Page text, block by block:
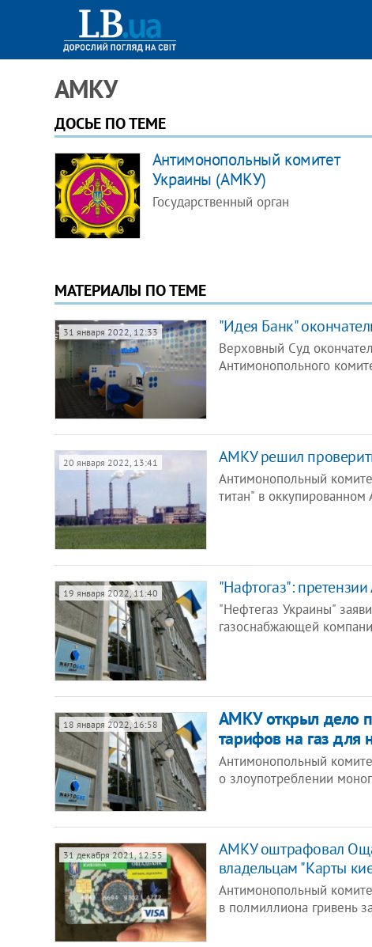
АМКУ
ДОСЬЕ ПО ТЕМЕ
Антимонопольный комитет
Украины (АМКУ)
Государственный орган
МАТЕРИАЛЫ ПО ТЕМЕ
31 января 2022, 12:33 "Идея Банк"
Верховный Суд
Антимонопольного
20 января 2022, 13:41 АМКУ решил
Антимонопольный
титан" в
19 января 2022, 11:40 "Нафтогаз":
"Нефтегаз Украины"
газоснабжающей
18 января 2022, 16:58
АМКУ открыл дело
тарифов на газ для
Антимонопольный
о злоупотреблении
31 декабря 2021, 12:55
АМКУ оштрафовал
владельцам "Карты
Антимонопольный
в полмиллиона гривень